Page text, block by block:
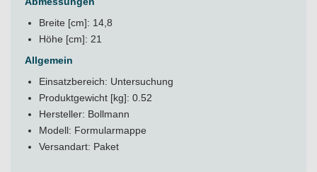
Breite [cm]: 14,8
Höhe [cm]: 21
Allgemein
Einsatzbereich: Untersuchung
Produktgewicht [kg]: 0.52
Hersteller: Bollmann
Modell: Formularmappe
Versandart: Paket